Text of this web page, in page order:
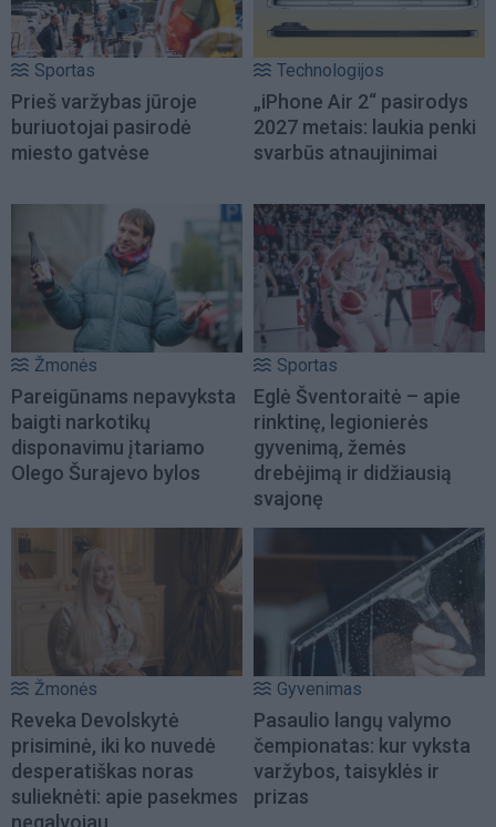
Sportas
Prieš varžybas jūroje
buriuotojai pasirodė
miesto gatvėse
Technologijos
„iPhone Air 2“ pasirodys
2027 metais: laukia penki
svarbūs atnaujinimai
Žmonės
Pareigūnams nepavyksta
baigti narkotikų
disponavimu įtariamo
Olego Šurajevo bylos
Sportas
Eglė Šventoraitė – apie
rinktinę, legionierės
gyvenimą, žemės
drebėjimą ir didžiausią
svajonę
Žmonės
Reveka Devolskytė
prisiminė, iki ko nuvedė
desperatiškas noras
sulieknėti: apie pasekmes
negalvojau
Gyvenimas
Pasaulio langų valymo
čempionatas: kur vyksta
varžybos, taisyklės ir
prizas